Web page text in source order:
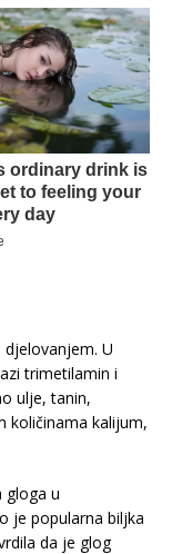
U
trimetilamin i
ulje, tanin,
količinama kalijum,
gloga u
je popularna biljka
da je glog